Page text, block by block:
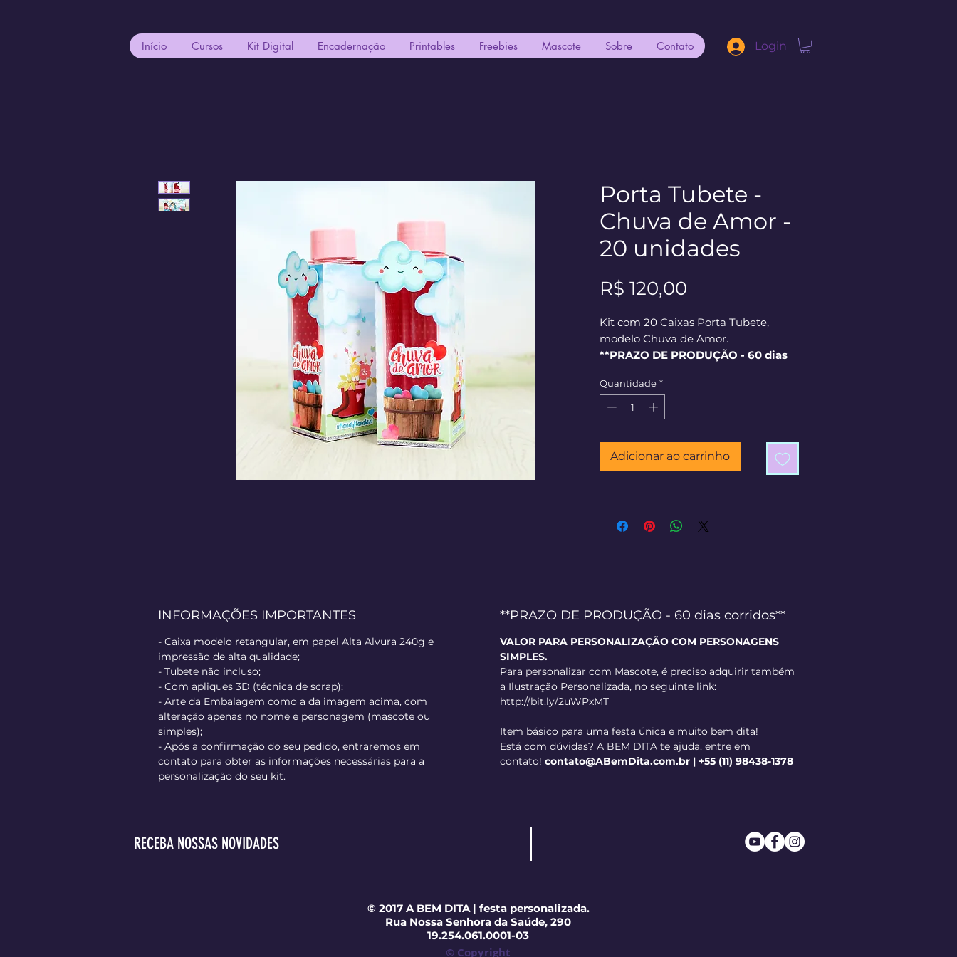
Início Cursos Kit Digital Encadernação Printables Freebies Mascote Sobre Contato Login
Porta Tubete -
Chuva de Amor -
20 unidades
R$ 120,00
Kit com 20 Caixas Porta Tubete,
modelo Chuva de Amor.
**PRAZO DE PRODUÇÃO - 60 dias
Quantidade *
Adicionar ao carrinho
INFORMAÇÕES IMPORTANTES
- Caixa modelo retangular, em papel Alta Alvura 240g e
impressão de alta qualidade;
- Tubete não incluso;
- Com apliques 3D (técnica de scrap);
- Arte da Embalagem como a da imagem acima, com
alteração apenas no nome e personagem (mascote ou
simples);
- Após a confirmação do seu pedido, entraremos em
contato para obter as informações necessárias para a
personalização do seu kit.
**PRAZO DE PRODUÇÃO - 60 dias corridos**
VALOR PARA PERSONALIZAÇÃO COM PERSONAGENS
SIMPLES.
Para personalizar com Mascote, é preciso adquirir também
a Ilustração Personalizada, no seguinte link:
http://bit.ly/2uWPxMT
Item básico para uma festa única e muito bem dita!
Está com dúvidas? A BEM DITA te ajuda, entre em
contato! contato@ABemDita.com.br | +55 (11) 98438-1378
RECEBA NOSSAS NOVIDADES
© 2017 A BEM DITA | festa personalizada.
Rua Nossa Senhora da Saúde, 290
19.254.061.0001-03
© Copyright